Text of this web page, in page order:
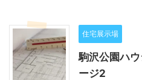
住宅展示場
駒沢公園ハ
ージ2